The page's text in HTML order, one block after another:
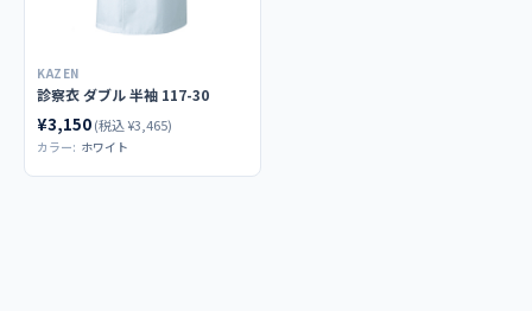
KAZEN
診察衣 ダブル 半袖 117-30
¥3,150(税込 ¥3,465)
カラー: ホワイト